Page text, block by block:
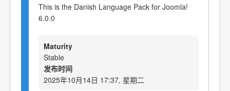
This is the Danish Language Pack for Joomla!
6.0.0
Maturity
Stable
发布时间
2025年10月14日 17:37, 星期二